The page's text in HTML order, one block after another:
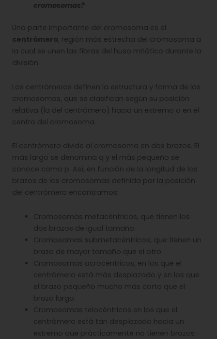
cromosomas?
Una parte importante del cromosoma es el
centrómero, región más estrecha del cromosoma a
la cual se unen las fibras del huso mitótico durante la
división.
Los centrómeros definen la estructura y forma de los
cromosomas, que se clasifican según su posición
relativa (la del centrómero) hacia un extremo o en el
centro del cromosoma.
El centrómero divide al cromosoma en dos brazos. El
más largo se denomina q y el más pequeño se
conoce como p. Así, en función de la longitud de los
brazos de los cromosomas definida por la posición
del centrómero encontramos:
Cromosomas metacéntricos, que tienen los
dos brazos de igual tamaño.
Cromosomas submetacéntricos, que tienen un
brazo de mayor tamaño que el otro.
Cromosomas acrocéntricos, en los que el
centrómero está más desplazado y en los que
el brazo pequeño mucho más corto que el
brazo largo.
Cromosomas telocéntricos en los que el
centrómero está tan desplazado hacia un
extremo que prácticamente no tienen brazos